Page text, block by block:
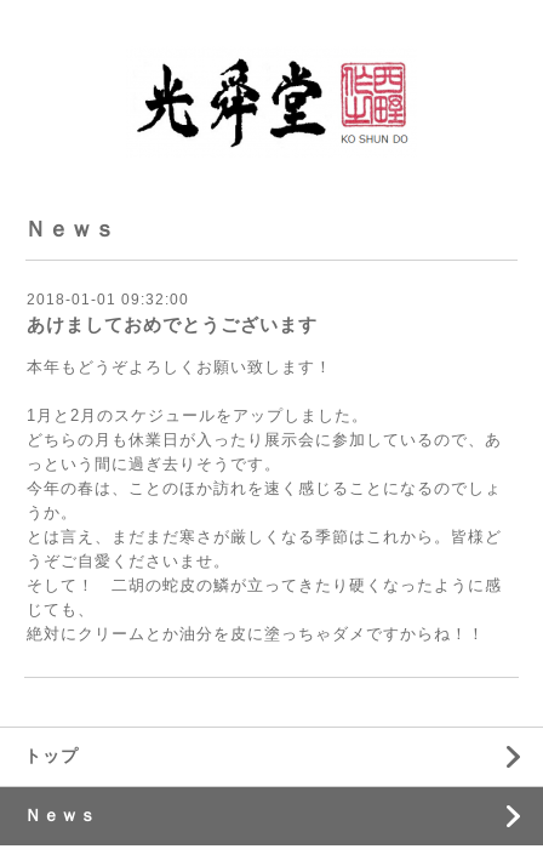
Ｎｅｗｓ
2018-01-01 09:32:00
あけましておめでとうございます
本年もどうぞよろしくお願い致します！
1月と2月のスケジュールをアップしました。
どちらの月も休業日が入ったり展示会に参加しているので、あ
っという間に過ぎ去りそうです。
今年の春は、ことのほか訪れを速く感じることになるのでしょ
うか。
とは言え、まだまだ寒さが厳しくなる季節はこれから。皆様ど
うぞご自愛くださいませ。
そして！ 二胡の蛇皮の鱗が立ってきたり硬くなったように感
じても、
絶対にクリームとか油分を皮に塗っちゃダメですからね！！
トップ
Ｎｅｗｓ